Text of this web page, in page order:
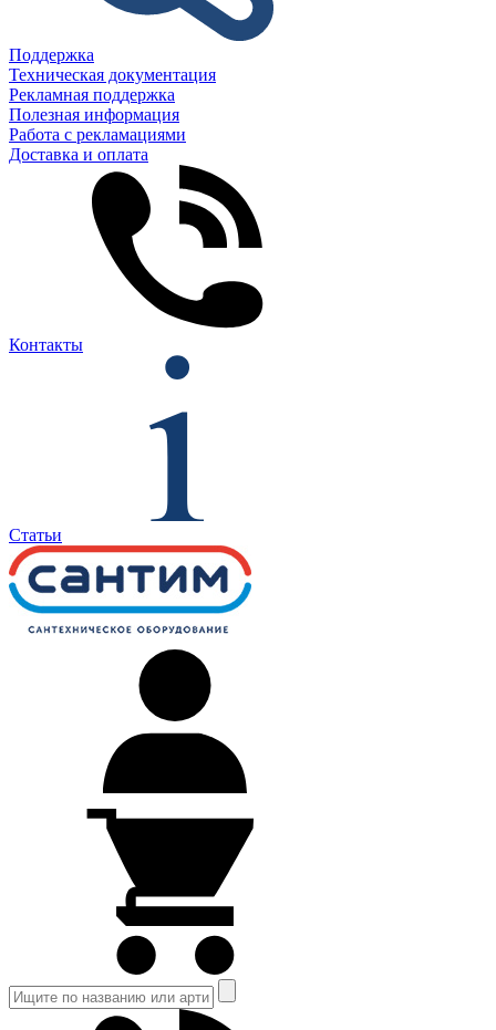
Поддержка
Техническая документация
Рекламная поддержка
Полезная информация
Работа с рекламациями
Доставка и оплата
Контакты
Статьи